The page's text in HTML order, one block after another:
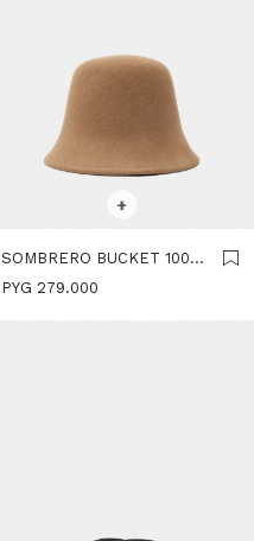
+
SOMBRERO BUCKET 100%
LANA - CANELA
PYG 279.000